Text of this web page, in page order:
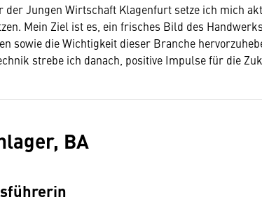
Jungen Wirtschaft Klagenfurt setze ich mich
Mein Ziel ist es, ein frisches Bild des
sowie die Wichtigkeit dieser Branche
strebe ich danach, positive Impulse für die
BA